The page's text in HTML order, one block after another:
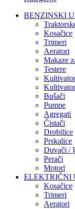
BENZINSKI
Kosačice
Trimeri
Aeratori
Makaze
Testere
Bušači
Pumpe
Agregati
Čistači
Drobilice
Prskalice
Duvači /
Perači
Motori
ELEKTRIČNI
Kosačice
Trimeri
Aeratori